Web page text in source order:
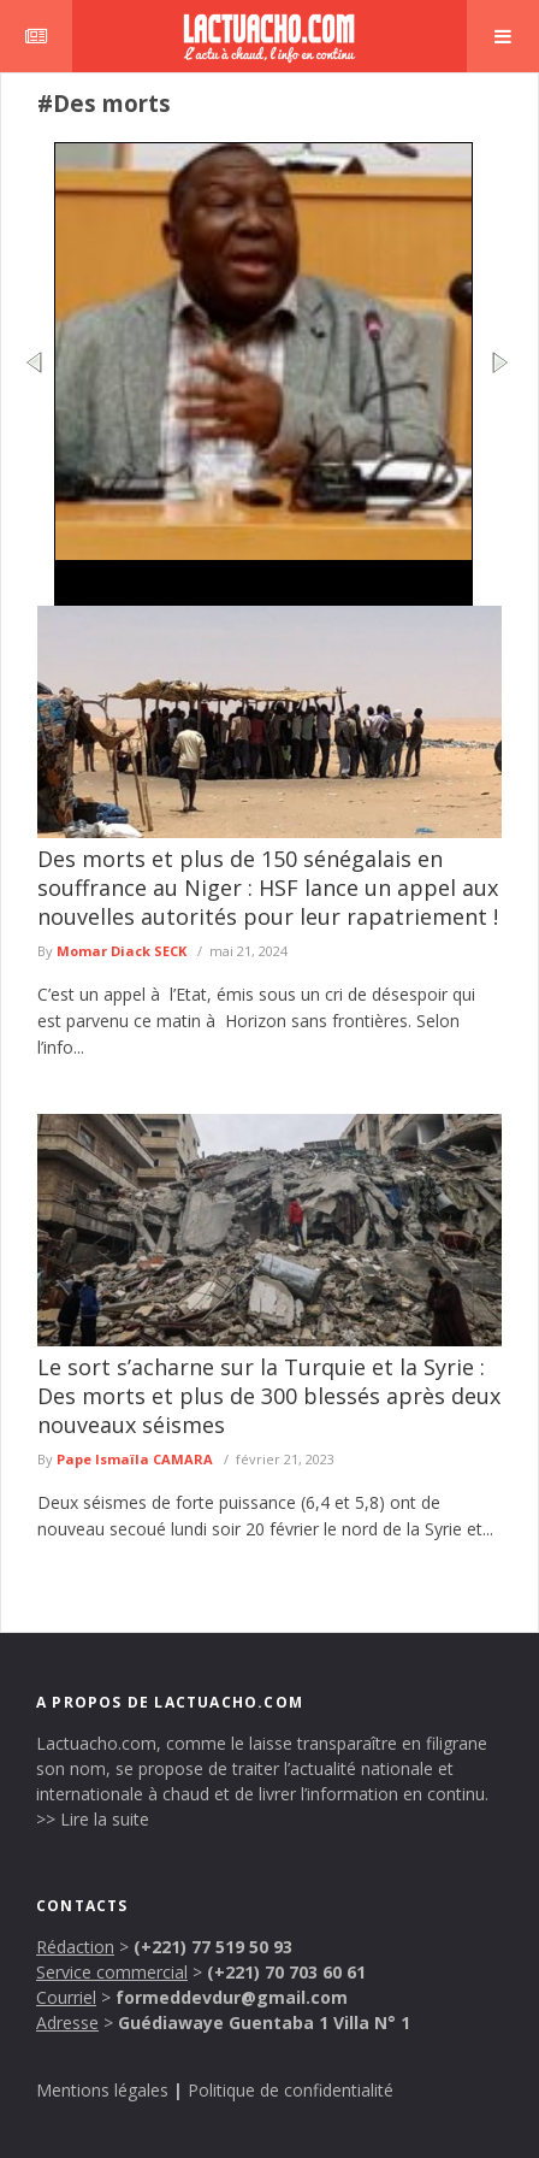
#Des morts
gravement affecté la démocratie participative en Afrique,
entraînant notamment une résurgence des régimes militaires, ...
lire plus
Des morts et plus de 150 sénégalais en
souffrance au Niger : HSF lance un appel aux
nouvelles autorités pour leur rapatriement !
By Momar Diack SECK mai 21, 2024
C’est un appel à l’Etat, émis sous un cri de désespoir qui
est parvenu ce matin à Horizon sans frontières. Selon
l’info...
Le sort s’acharne sur la Turquie et la Syrie :
Des morts et plus de 300 blessés après deux
nouveaux séismes
By Pape Ismaïla CAMARA février 21, 2023
Deux séismes de forte puissance (6,4 et 5,8) ont de
nouveau secoué lundi soir 20 février le nord de la Syrie et...
A PROPOS DE LACTUACHO.COM
Lactuacho.com, comme le laisse transparaître en filigrane
son nom, se propose de traiter l’actualité nationale et
internationale à chaud et de livrer l’information en continu.
>> Lire la suite
CONTACTS
Rédaction > (+221) 77 519 50 93
Service commercial > (+221) 70 703 60 61
Courriel > formeddevdur@gmail.com
Adresse > Guédiawaye Guentaba 1 Villa N° 1
Mentions légales | Politique de confidentialité